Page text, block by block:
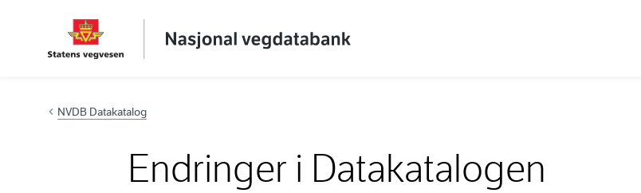
Hopp til innhold
NVDB Datakatalog
Endringer i Datakatalogen